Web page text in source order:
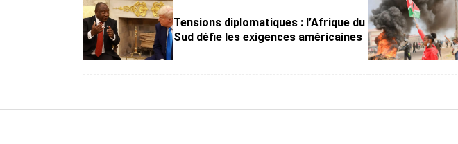
Tensions diplomatiques : l’Afrique du
Sud défie les exigences américaines